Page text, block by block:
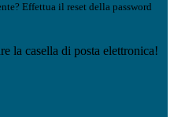
Effettua il reset della password
la casella di posta elettronica!